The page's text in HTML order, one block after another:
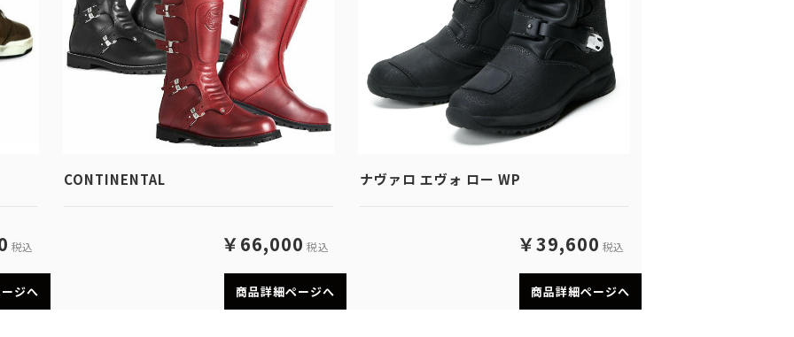
税込
ジへ
CONTINENTAL
￥66,000 税込
商品詳細ページへ
ナヴァロ エヴォ ロー WP
￥39,600 税込
商品詳細ページへ